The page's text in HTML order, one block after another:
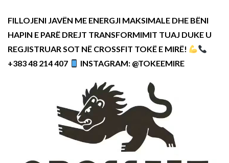
FILLOJENI JAVËN ME ENERGJI MAKSIMALE DHE BËNI
HAPIN E PARË DREJT TRANSFORMIMIT TUAJ DUKE U
REGJISTRUAR SOT NË CROSSFIT TOKË E MIRË!
+383 48 214 407
INSTAGRAM: @TOKEEMIRE